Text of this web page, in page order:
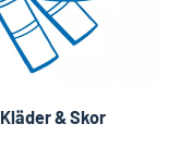
Kläder & Skor